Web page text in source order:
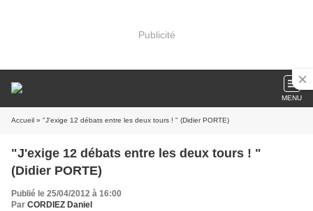
Publicité
MENU
Accueil » "J'exige 12 débats entre les deux tours ! " (Didier PORTE)
"J'exige 12 débats entre les deux tours ! "
(Didier PORTE)
Publié le 25/04/2012 à 16:00
Par CORDIEZ Daniel